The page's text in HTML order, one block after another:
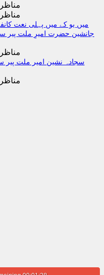
458 مناظر
434 مناظر
جانشین حضرت امیرِ ملت پیر
475 مناظر
سجادہ نشین امیر ملت
517 مناظر